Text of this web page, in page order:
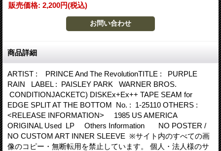
販売価格: 2,200円(税込)
商品詳細
ARTIST : PRINCE And The RevolutionTITLE : PURPLE
RAIN LABEL : PAISLEY PARK WARNER BROS.
CONDITIONJACKETC) DISKEx+Ex++ TAPE SEAM for
EDGE SPLIT AT THE BOTTOM No. : 1-25110 OTHERS :
<RELEASE INFORMATION> 1985 US AMERICA
ORIGINAL Used LP Others Information NO POSTER /
NO CUSTOM ART INNER SLEEVE ※サイト内のすべての画
像のコピー・無断転用を禁止しています。 個人・法人様のサ